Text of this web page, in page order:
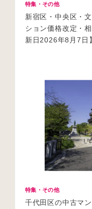
特集・その他
新宿区・中央区・
ション価格改定・
新日2026年8月7日】
特集・その他
千代田区の中古マ